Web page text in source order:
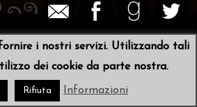
i nostri servizi. Utilizzando tali
dei cookie da parte nostra.
Rifiuta Informazioni
Sibyl von der Schulenburg • Scribit